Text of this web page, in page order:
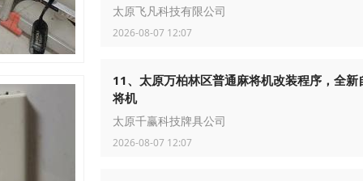
太原飞凡科技有限公司
2026-08-07 12:07
11、太原万柏林区普通麻将机改装程序，全新
将机
太原千赢科技牌具公司
2026-08-07 12:07